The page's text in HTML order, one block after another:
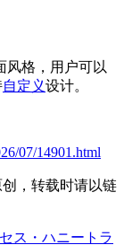
风格，用户可以
自定义设计。
07/14901.html
，转载时请以链
ス・ハニートラ